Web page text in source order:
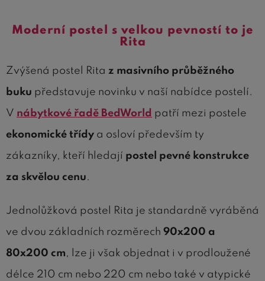
Moderní postel s velkou pevností to je
Rita
Zvýšená postel Rita z masivního průběžného
buku představuje novinku v naší nabídce postelí.
V nábytkové řadě BedWorld patří mezi postele
ekonomické třídy a osloví především ty
zákazníky, kteří hledají postel pevné konstrukce
za skvělou cenu.
Jednolůžková postel Rita je standardně vyráběná
ve dvou základních rozměrech 90x200 a
80x200 cm, lze ji však objednat i v prodloužené
délce 210 cm nebo 220 cm nebo také v atypické